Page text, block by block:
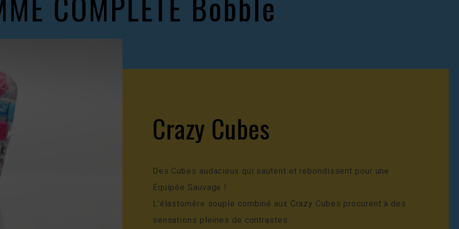
Crazy Cubes
Des Cubes audacieux qui sautent et rebondissent pour une
Équipée Sauvage !
L’élastomère souple combiné aux Crazy Cubes procurent à des
sensations pleines de contrastes.